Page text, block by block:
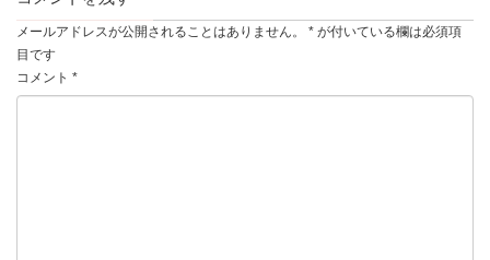
メールアドレスが公開されることはありません。 * が付いている欄は必須項
目です
コメント *